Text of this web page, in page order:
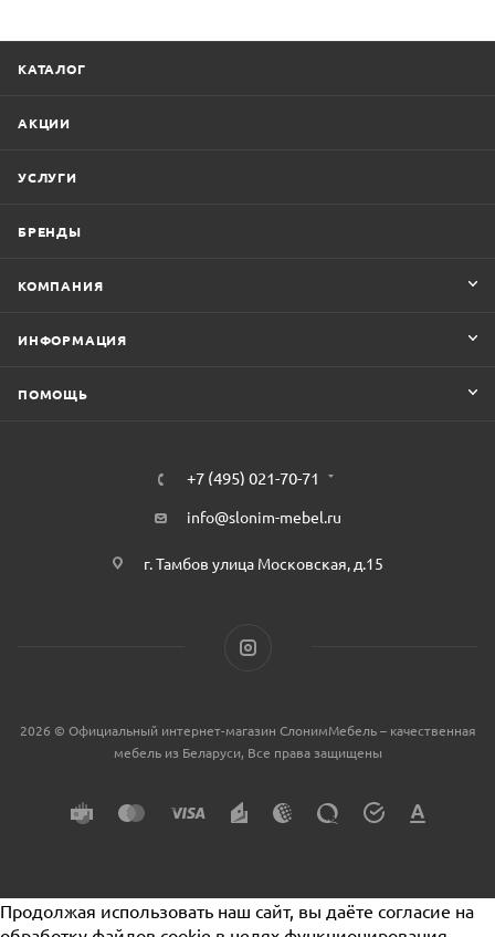
КАТАЛОГ
АКЦИИ
УСЛУГИ
БРЕНДЫ
КОМПАНИЯ
ИНФОРМАЦИЯ
ПОМОЩЬ
+7 (495) 021-70-71
info@slonim-mebel.ru
г. Тамбов улица Московская, д.15
2026 © Официальный интернет-магазин СлонимМебель – качественная
мебель из Беларуси, Все права защищены
Продолжая использовать наш сайт, вы даёте согласие на